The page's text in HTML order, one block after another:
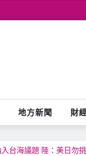
地方新聞 財
台海議題 陸：美日勿